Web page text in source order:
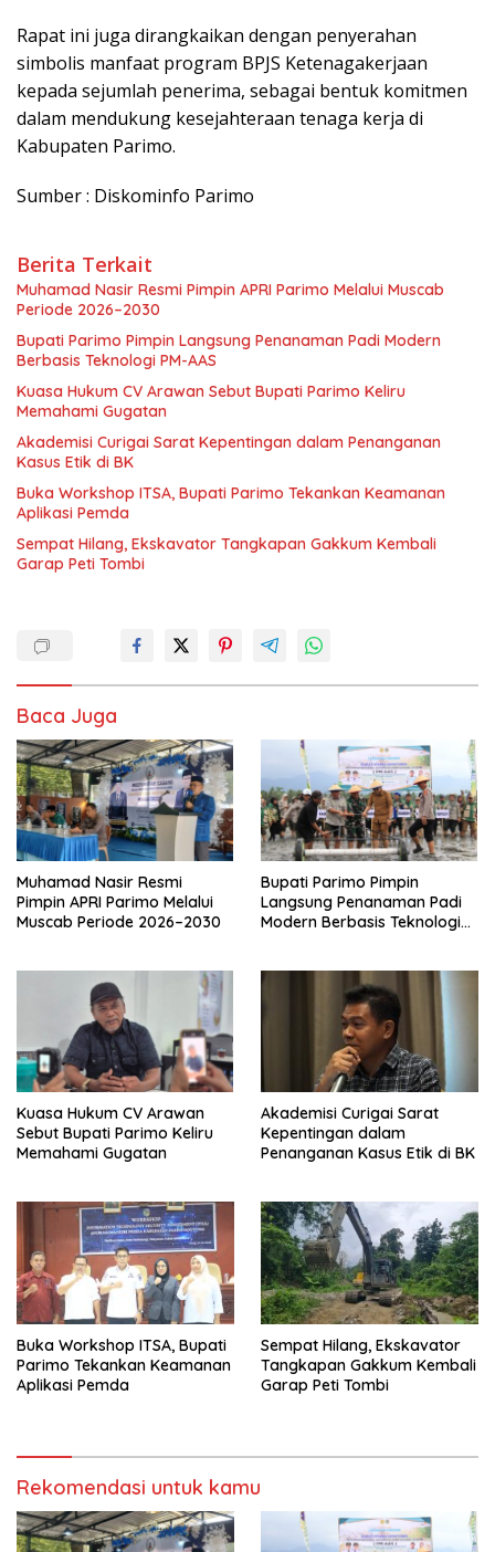
Rapat ini juga dirangkaikan dengan penyerahan
simbolis manfaat program BPJS Ketenagakerjaan
kepada sejumlah penerima, sebagai bentuk komitmen
dalam mendukung kesejahteraan tenaga kerja di
Kabupaten Parimo.
Sumber : Diskominfo Parimo
Berita Terkait
Muhamad Nasir Resmi Pimpin APRI Parimo Melalui Muscab
Periode 2026–2030
Bupati Parimo Pimpin Langsung Penanaman Padi Modern
Berbasis Teknologi PM-AAS
Kuasa Hukum CV Arawan Sebut Bupati Parimo Keliru
Memahami Gugatan
Akademisi Curigai Sarat Kepentingan dalam Penanganan
Kasus Etik di BK
Buka Workshop ITSA, Bupati Parimo Tekankan Keamanan
Aplikasi Pemda
Sempat Hilang, Ekskavator Tangkapan Gakkum Kembali
Garap Peti Tombi
Baca Juga
Muhamad Nasir Resmi
Pimpin APRI Parimo Melalui
Muscab Periode 2026–2030
Bupati Parimo Pimpin
Langsung Penanaman Padi
Modern Berbasis Teknologi
Kuasa Hukum CV Arawan
Sebut Bupati Parimo Keliru
Memahami Gugatan
Akademisi Curigai Sarat
Kepentingan dalam
Penanganan Kasus Etik di BK
Buka Workshop ITSA, Bupati
Parimo Tekankan Keamanan
Aplikasi Pemda
Sempat Hilang, Ekskavator
Tangkapan Gakkum Kembali
Garap Peti Tombi
Rekomendasi untuk kamu